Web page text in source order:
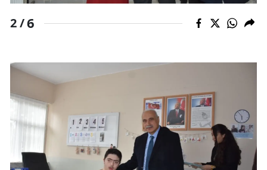
Samsun
Sivas
Tekirdağ
Tokat
Trabzon
2 /6